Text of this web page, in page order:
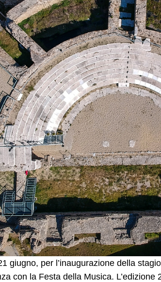
giugno, per l’inaugurazione della
con la Festa della Musica.